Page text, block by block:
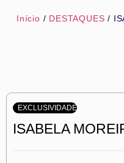
Início / DESTAQUES /
EXCLUSIVIDADE
ISABELA